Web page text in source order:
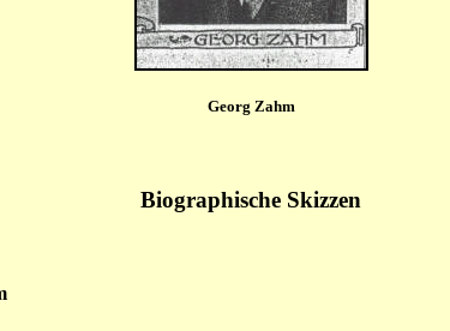
Georg Zahm
Biographische Skizzen